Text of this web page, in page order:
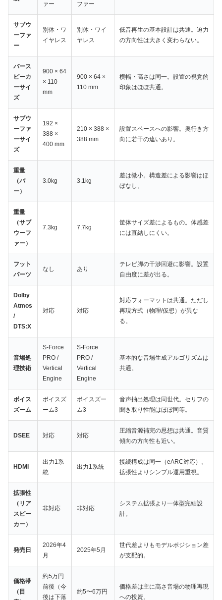
ァー
ファー
サブウ
ーファ
ー
別体・ワ
イヤレス
別体・ワイ
ヤレス
低音再生の基本設計は共通。迫力
の方向性は大きく変わらない。
バース
ピーカ
ーサイ
ズ
900 × 64
× 110
mm
900 × 64 ×
110 mm
横幅・高さは同一。設置の視覚的
印象はほぼ共通。
サブウ
ーファ
ーサイ
ズ
192 ×
388 ×
400 mm
210 × 388 ×
388 mm
設置スペースへの影響。奥行き方
向に若干の違いあり。
重量
（バ
ー）
3.0kg 3.1kg
差は微小。構造差による影響はほ
ぼなし。
重量
（サブ
ウーフ
ァー）
7.3kg 7.7kg
筐体サイズ差によるもの。体感差
には直結しにくい。
フット
パーツ
なし あり
テレビ脚の干渉回避に影響。設置
自由度に差が出る。
Dolby
Atmos
/
DTS:X
対応 対応
対応フォーマットは共通。ただし
再現方式（物理/仮想）が異な
る。
音場処
理技術
S-Force
PRO /
Vertical
Engine
S-Force
PRO /
Vertical
Engine
基本的な音場生成アルゴリズムは
共通。
ボイス
ズーム
ボイスズ
ーム3
ボイスズー
ム3
音声抽出処理は同世代。セリフの
聞き取り性能はほぼ同等。
DSEE 対応 対応
圧縮音源補完の思想は共通。音質
傾向の方向性も近い。
HDMI
出力1系
統
出力1系統
接続構成は同一（eARC対応）。
拡張性よりシンプル運用重視。
拡張性
（リア
スピー
カー）
非対応 非対応
システム拡張より一体型完結設
計。
発売日
2026年4
月
2025年5月
世代差よりもモデルポジション差
が支配的。
価格帯
（目
約5万円
前後（今
後は下落
約5〜6万円
価格差は主に高さ音場の物理再現
への投資。